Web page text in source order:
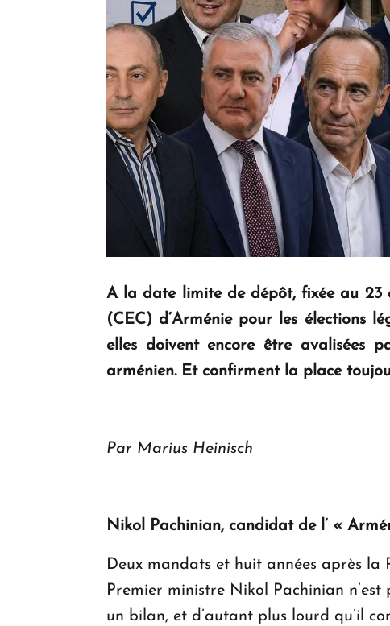
A la date limite de dépôt, fixée au 23
(CEC) d’Arménie pour les élections
elles doivent encore être avalisées
arménien. Et confirment la place
Par Marius Heinisch
Nikol Pachinian, candidat de l’ «
Deux mandats et huit années après
Premier ministre Nikol Pachinian
un bilan, et d’autant plus lourd qu’il